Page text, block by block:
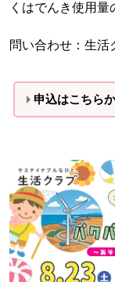
くはでんき使用量
問い合わせ：生
申込はこちらか